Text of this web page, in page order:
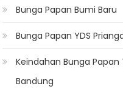
Bunga Papan Bumi Baru
Bunga Papan YDS
Keindahan Bunga
Bandung